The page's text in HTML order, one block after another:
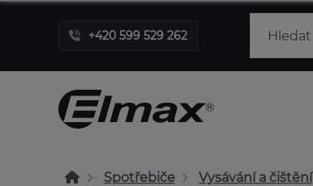
+420 599 529 262
Spotřebiče Vysávání a čištění